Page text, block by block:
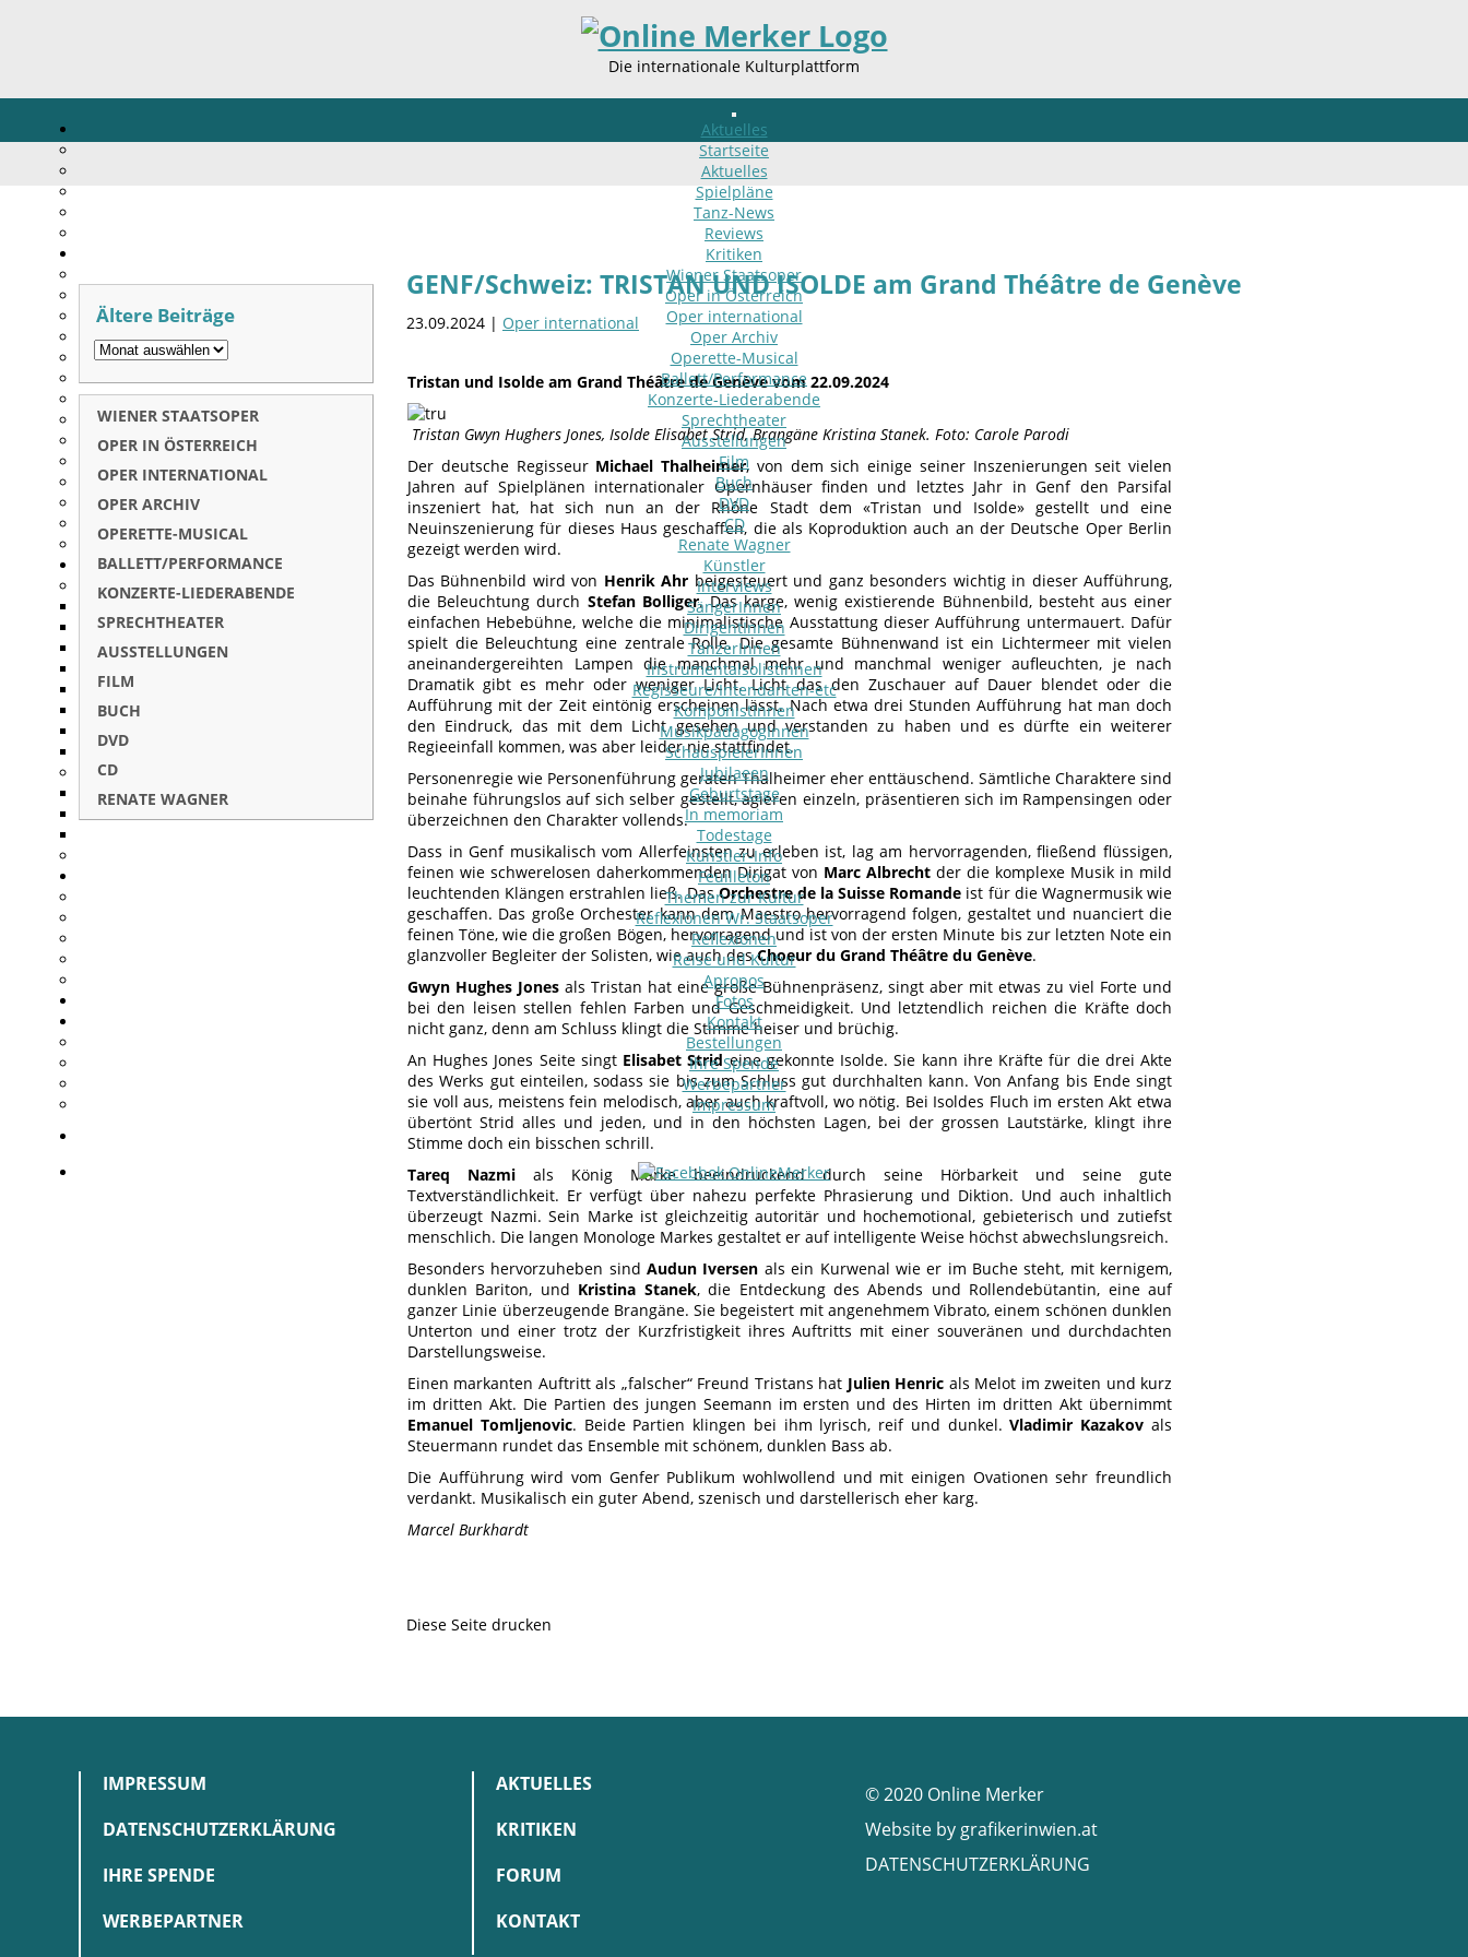
Die internationale Kulturplattform
Aktuelles
Startseite
Aktuelles
Spielpläne
Tanz-News
Reviews
Kritiken
Wiener Staatsoper
Oper in Österreich
Oper international
Oper Archiv
Operette-Musical
Ballett/Performance
Konzerte-Liederabende
Sprechtheater
Ausstellungen
Film
Buch
DVD
CD
Renate Wagner
Künstler
Interviews
SängerInnen
DirigentInnen
TänzerInnen
InstrumentalsolistInnen
Regisseure/Intendanten-etc
KomponistInnen
MusikpädagogInnen
SchauspielerInnen
Jubilaeen
Geburtstage
In memoriam
Todestage
Künstler-Info
Feuilleton
Themen zur Kultur
Reflexionen Wr. Staatsoper
Reflexionen
Reise und Kultur
Apropos
Fotos
Kontakt
Bestellungen
Ihre Spende
Werbepartner
Impressum
GENF/Schweiz: TRISTAN UND ISOLDE am Grand Théâtre de Genève
23.09.2024 | Oper international
Tristan und Isolde am Grand Théâtre de Genève vom 22.09.2024
Tristan Gwyn Hughers Jones, Isolde Elisabet Strid, Brangäne Kristina Stanek. Foto: Carole Parodi
Der deutsche Regisseur Michael Thalheimer, von dem sich einige seiner Inszenierungen seit vielen
Jahren auf Spielplänen internationaler Opernhäuser finden und letztes Jahr in Genf den Parsifal
inszeniert hat, hat sich nun an der Rhône Stadt dem «Tristan und Isolde» gestellt und eine
Neuinszenierung für dieses Haus geschaffen, die als Koproduktion auch an der Deutsche Oper Berlin
gezeigt werden wird.
Das Bühnenbild wird von Henrik Ahr beigesteuert und ganz besonders wichtig in dieser Aufführung,
die Beleuchtung durch Stefan Bolliger. Das karge, wenig existierende Bühnenbild, besteht aus einer
einfachen Hebebühne, welche die minimalistische Ausstattung dieser Aufführung untermauert. Dafür
spielt die Beleuchtung eine zentrale Rolle. Die gesamte Bühnenwand ist ein Lichtermeer mit vielen
aneinandergereihten Lampen die manchmal mehr und manchmal weniger aufleuchten, je nach
Dramatik gibt es mehr oder weniger Licht. Licht das den Zuschauer auf Dauer blendet oder die
Aufführung mit der Zeit eintönig erscheinen lässt. Nach etwa drei Stunden Aufführung hat man doch
den Eindruck, das mit dem Licht gesehen und verstanden zu haben und es dürfte ein weiterer
Regieeinfall kommen, was aber leider nie stattfindet.
Personenregie wie Personenführung geraten Thalheimer eher enttäuschend. Sämtliche Charaktere sind
beinahe führungslos auf sich selber gestellt, agieren einzeln, präsentieren sich im Rampensingen oder
überzeichnen den Charakter vollends.
Dass in Genf musikalisch vom Allerfeinsten zu erleben ist, lag am hervorragenden, fließend flüssigen,
feinen wie schwerelosen daherkommenden Dirigat von Marc Albrecht der die komplexe Musik in mild
leuchtenden Klängen erstrahlen ließ. DasOrchestre de la Suisse Romande ist für die Wagnermusik wie
geschaffen. Das große Orchester kann dem Maestro hervorragend folgen, gestaltet und nuanciert die
feinen Töne, wie die großen Bögen, hervorragend und ist von der ersten Minute bis zur letzten Note ein
glanzvoller Begleiter der Solisten, wie auch desChoeur du Grand Théâtre du Genève.
Gwyn Hughes Jones als Tristan hat eine große Bühnenpräsenz, singt aber mit etwas zu viel Forte und
bei den leisen stellen fehlen Farben und Geschmeidigkeit. Und letztendlich reichen die Kräfte doch
nicht ganz, denn am Schluss klingt die Stimme heiser und brüchig.
An Hughes Jones Seite singt Elisabet Strideine gekonnte Isolde. Sie kann ihre Kräfte für die drei Akte
des Werks gut einteilen, sodass sie bis zum Schluss gut durchhalten kann. Von Anfang bis Ende singt
sie voll aus, meistens fein melodisch, aber auch kraftvoll, wo nötig. Bei Isoldes Fluch im ersten Akt etwa
übertönt Strid alles und jeden, und in den höchsten Lagen, bei der grossen Lautstärke, klingt ihre
Stimme doch ein bisschen schrill.
Tareq Nazmi als König Marke beeindruckend durch seine Hörbarkeit und seine gute
Textverständlichkeit. Er verfügt über nahezu perfekte Phrasierung und Diktion. Und auch inhaltlich
überzeugt Nazmi. Sein Marke ist gleichzeitig autoritär und hochemotional, gebieterisch und zutiefst
menschlich. Die langen Monologe Markes gestaltet er auf intelligente Weise höchst abwechslungsreich.
Besonders hervorzuheben sindAudun Iversen als ein Kurwenal wie er im Buche steht, mit kernigem,
dunklen Bariton, und Kristina Stanek, die Entdeckung des Abends und Rollendebütantin, eine auf
ganzer Linie überzeugende Brangäne. Sie begeistert mit angenehmem Vibrato, einem schönen dunklen
Unterton und einer trotz der Kurzfristigkeit ihres Auftritts mit einer souveränen und durchdachten
Darstellungsweise.
Einen markanten Auftritt als „falscher“ Freund Tristans hat Julien Henric als Melot im zweiten und kurz
im dritten Akt. Die Partien des jungen Seemann im ersten und des Hirten im dritten Akt übernimmt
Emanuel Tomljenovic. Beide Partien klingen bei ihm lyrisch, reif und dunkel.Vladimir Kazakov als
Steuermann rundet das Ensemble mit schönem, dunklen Bass ab.
Die Aufführung wird vom Genfer Publikum wohlwollend und mit einigen Ovationen sehr freundlich
verdankt. Musikalisch ein guter Abend, szenisch und darstellerisch eher karg.
Marcel Burkhardt
Diese Seite drucken
Ältere Beiträge
WIENER STAATSOPER
OPER IN ÖSTERREICH
OPER INTERNATIONAL
OPER ARCHIV
OPERETTE-MUSICAL
BALLETT/PERFORMANCE
KONZERTE-LIEDERABENDE
SPRECHTHEATER
AUSSTELLUNGEN
FILM
BUCH
DVD
CD
RENATE WAGNER
IMPRESSUM
DATENSCHUTZERKLÄRUNG
IHRE SPENDE
WERBEPARTNER
AKTUELLES
KRITIKEN
FORUM
KONTAKT
© 2020 Online Merker
Website by grafikerinwien.at
DATENSCHUTZERKLÄRUNG